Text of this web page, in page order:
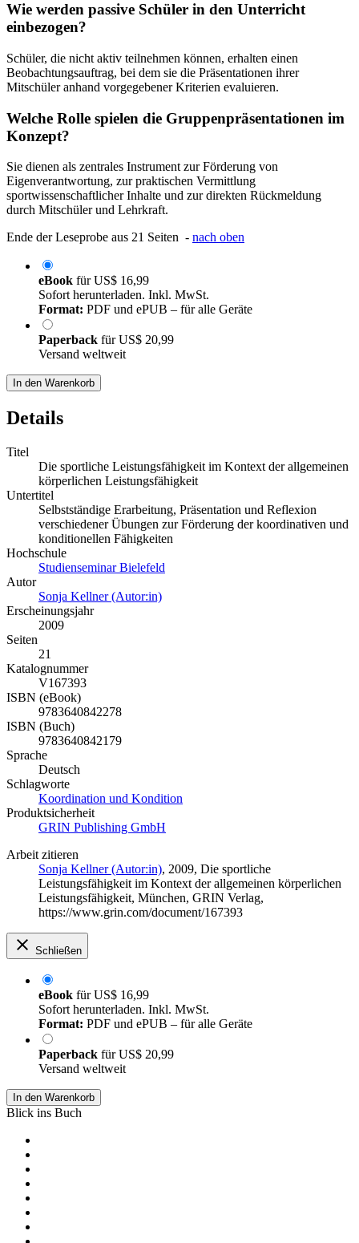
Wie werden passive Schüler in den Unterricht
einbezogen?
Schüler, die nicht aktiv teilnehmen können, erhalten einen
Beobachtungsauftrag, bei dem sie die Präsentationen ihrer
Mitschüler anhand vorgegebener Kriterien evaluieren.
Welche Rolle spielen die Gruppenpräsentationen im
Konzept?
Sie dienen als zentrales Instrument zur Förderung von
Eigenverantwortung, zur praktischen Vermittlung
sportwissenschaftlicher Inhalte und zur direkten Rückmeldung
durch Mitschüler und Lehrkraft.
Ende der Leseprobe aus 21 Seiten - nach oben
eBook fürUS$ 16,99
Sofort herunterladen. Inkl. MwSt.
Format: PDF und ePUB – für alle Geräte
Paperback fürUS$ 20,99
Versand weltweit
In den Warenkorb
Details
Titel
Die sportliche Leistungsfähigkeit im Kontext der allgemeinen
körperlichen Leistungsfähigkeit
Untertitel
Selbstständige Erarbeitung, Präsentation und Reflexion
verschiedener Übungen zur Förderung der koordinativen und
konditionellen Fähigkeiten
Hochschule
Studienseminar Bielefeld
Autor
Sonja Kellner (Autor:in)
Erscheinungsjahr
2009
Seiten
21
Katalognummer
V167393
ISBN (eBook)
9783640842278
ISBN (Buch)
9783640842179
Sprache
Deutsch
Schlagworte
Koordination und Kondition
Produktsicherheit
GRIN Publishing GmbH
Arbeit zitieren
Sonja Kellner (Autor:in), 2009, Die sportliche
Leistungsfähigkeit im Kontext der allgemeinen körperlichen
Leistungsfähigkeit, München, GRIN Verlag,
https://www.grin.com/document/167393
Schließen
eBook fürUS$ 16,99
Sofort herunterladen. Inkl. MwSt.
Format: PDF und ePUB – für alle Geräte
Paperback fürUS$ 20,99
Versand weltweit
In den Warenkorb
Blick ins Buch